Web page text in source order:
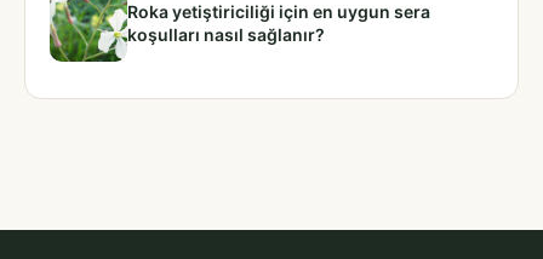
Roka yetiştiriciliği için en uygun sera
koşulları nasıl sağlanır?